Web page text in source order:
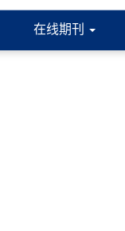
在线期刊